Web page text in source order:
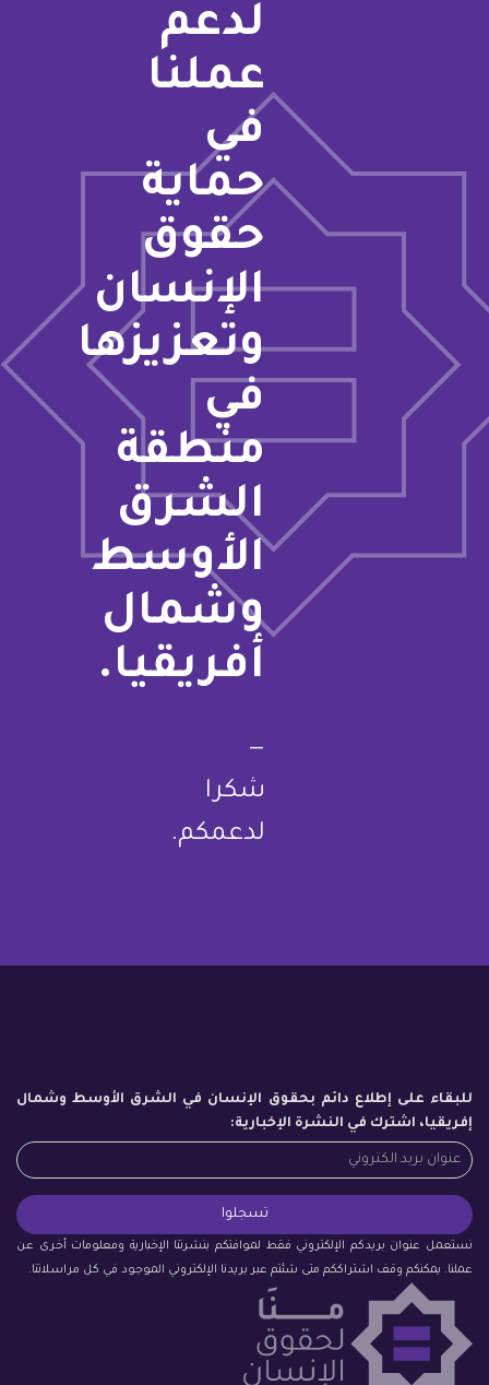
لدعم
عملنا
في
حماية
حقوق
الإنسان
وتعزيزها
في
منطقة
الشرق
الأوسط
وشمال
أفريقيا.
—
شكرا
لدعمكم.
للبقاء على إطلاع دائم بحقوق الإنسان في الشرق الأوسط وشمال
إفريقيا، اشترك في النشرة الإخبارية:
نستعمل عنوان بريدكم الإلكتروني فقط لموافتكم بنشرتنا الإخبارية ومعلومات أخرى عن
عملنا. يمكنكم وقف اشتراككم متى شئتم عبر بريدنا الإلكتروني الموجود في كل مراسلاتنا.